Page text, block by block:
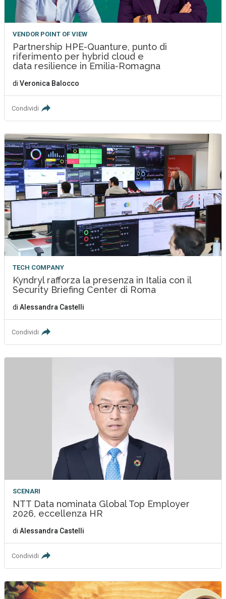
VENDOR POINT OF VIEW
Partnership HPE-Quanture, punto di
riferimento per hybrid cloud e
data resilience in Emilia-Romagna
di Veronica Balocco
Condividi
TECH COMPANY
Kyndryl rafforza la presenza in Italia con il
Security Briefing Center di Roma
di Alessandra Castelli
Condividi
SCENARI
NTT Data nominata Global Top Employer
2026, eccellenza HR
di Alessandra Castelli
Condividi